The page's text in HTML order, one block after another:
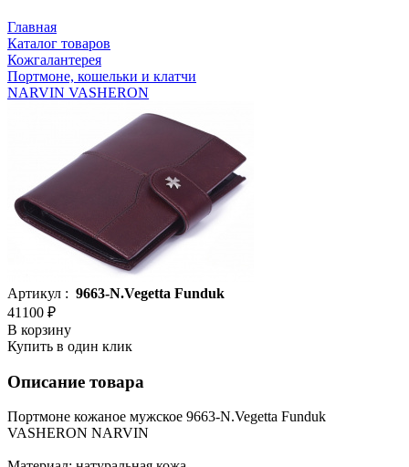
Главная
Каталог товаров
Кожгалантерея
Портмоне, кошельки и клатчи
NARVIN VASHERON
Артикул : 9663-N.Vegetta Funduk
41100 ₽
В корзину
Купить в один клик
Описание товара
Портмоне кожаное мужское 9663-N.Vegetta Funduk
VASHERON NARVIN